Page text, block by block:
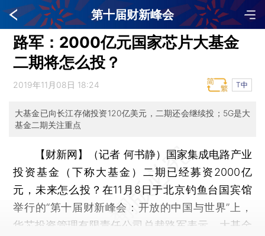
第十届财新峰会
路军：2000亿元国家芯片大基金
二期将怎么投？
2019年11月08日 18:24 T中
大基金已向长江存储投资120亿美元，二期还会继续投；5G是大
基金二期关注重点
【财新网】（记者 何书静） 国家集成电路产业
投资基金（下称大基金）二期已经募资2000亿
元，未来怎么投？在11月8日于北京钓鱼台国宾馆
举行的“第十届财新峰会：开放的中国与世界”上，
华芯投资管理有限责任公司总裁路军表示，大基金